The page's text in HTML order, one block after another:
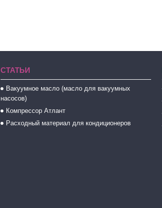
СТАТЬИ
Вакуумное масло (масло для вакуумных
насосов)
Компрессор Атлант
Расходный материал для кондиционеров